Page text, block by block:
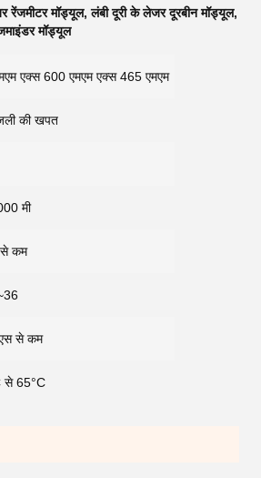
रेंजमीटर मॉड्यूल,लंबी दूरी के लेजर दूरबीन मॉड्यूल,
मॉड्यूल
एक्स 600 एमएम एक्स 465 एमएम
की खपत
मी
से कम
से कम
से 65°C